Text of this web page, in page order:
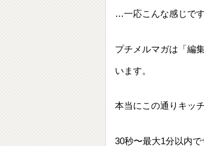
…一応こんな感じです
プチメルマガは「編
います。
本当にこの通りキッ
30秒〜最大1分以内